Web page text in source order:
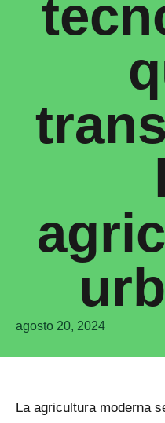
agosto 20, 2024
La agricultura moderna